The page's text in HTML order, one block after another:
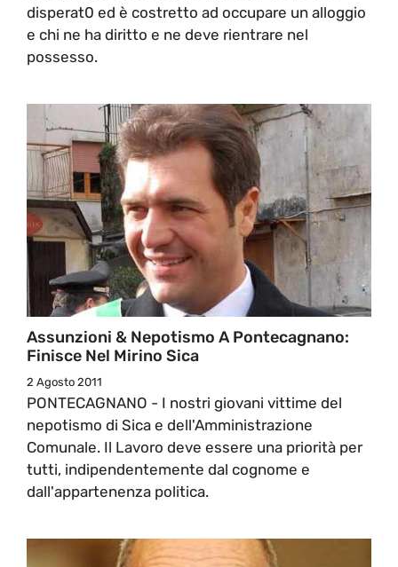
disperat0 ed è costretto ad occupare un alloggio
e chi ne ha diritto e ne deve rientrare nel
possesso.
Assunzioni & Nepotismo A Pontecagnano:
Finisce Nel Mirino Sica
2 Agosto 2011
PONTECAGNANO - I nostri giovani vittime del
nepotismo di Sica e dell'Amministrazione
Comunale. Il Lavoro deve essere una priorità per
tutti, indipendentemente dal cognome e
dall'appartenenza politica.